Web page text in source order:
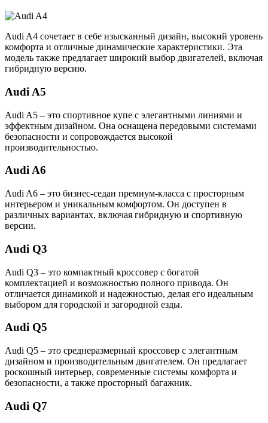
Audi A4 сочетает в себе изысканный дизайн, высокий уровень
комфорта и отличные динамические характеристики. Эта
модель также предлагает широкий выбор двигателей, включая
гибридную версию.
Audi A5
Audi A5 – это спортивное купе с элегантными линиями и
эффектным дизайном. Она оснащена передовыми системами
безопасности и сопровождается высокой
производительностью.
Audi A6
Audi A6 – это бизнес-седан премиум-класса с просторным
интерьером и уникальным комфортом. Он доступен в
различных вариантах, включая гибридную и спортивную
версии.
Audi Q3
Audi Q3 – это компактный кроссовер с богатой
комплектацией и возможностью полного привода. Он
отличается динамикой и надежностью, делая его идеальным
выбором для городской и загородной езды.
Audi Q5
Audi Q5 – это среднеразмерный кроссовер с элегантным
дизайном и производительным двигателем. Он предлагает
роскошный интерьер, современные системы комфорта и
безопасности, а также просторный багажник.
Audi Q7